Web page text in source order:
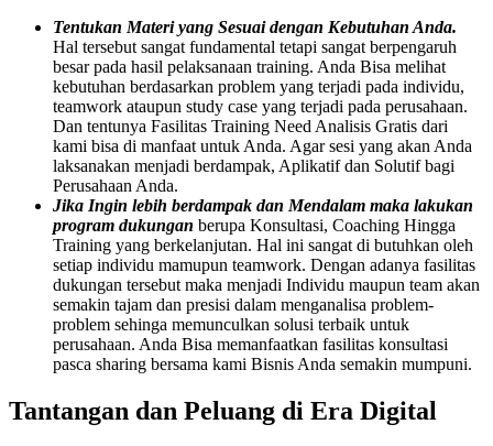
Tentukan Materi yang Sesuai dengan Kebutuhan Anda.
Hal tersebut sangat fundamental tetapi sangat berpengaruh
besar pada hasil pelaksanaan training. Anda Bisa melihat
kebutuhan berdasarkan problem yang terjadi pada individu,
teamwork ataupun study case yang terjadi pada perusahaan.
Dan tentunya Fasilitas Training Need Analisis Gratis dari
kami bisa di manfaat untuk Anda. Agar sesi yang akan Anda
laksanakan menjadi berdampak, Aplikatif dan Solutif bagi
Perusahaan Anda.
Jika Ingin lebih berdampak dan Mendalam maka lakukan
program dukungan berupa Konsultasi, Coaching Hingga
Training yang berkelanjutan. Hal ini sangat di butuhkan oleh
setiap individu mamupun teamwork. Dengan adanya fasilitas
dukungan tersebut maka menjadi Individu maupun team akan
semakin tajam dan presisi dalam menganalisa problem-
problem sehinga memunculkan solusi terbaik untuk
perusahaan. Anda Bisa memanfaatkan fasilitas konsultasi
pasca sharing bersama kami Bisnis Anda semakin mumpuni.
Tantangan dan Peluang di Era Digital